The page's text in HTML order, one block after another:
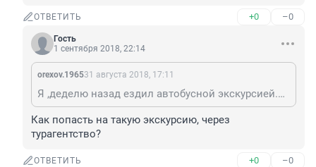
ОТВЕТИТЬ +0 –0
Гость
1 сентября 2018, 22:14
orexov.196531 августа 2018, 17:11
Я ,деделю назад ездил автобусной экскурсией.Покровское.Тобольск,Абалак.Экскурсовод,питание и проезд. 2100.
Как попасть на такую экскурсию, через
турагентство?
ОТВЕТИТЬ +0 –0